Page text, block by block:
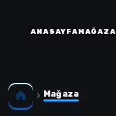
ANASAYFAMAĞAZA
Mağaza